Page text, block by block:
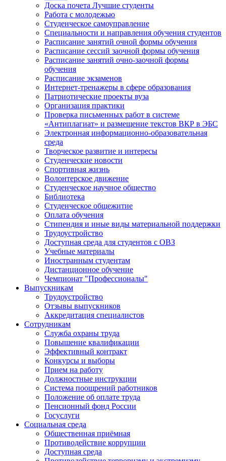
Доска почета Лучшие студенты
Работа с молодежью
Студенческое самоуправление
Специальности и направления обучения студентов
Расписание занятий очной формы обучения
Расписание сессий заочной формы обучения
Расписание занятий очно-заочной формы
обучения
Расписание экзаменов
Интернет-тренажеры в сфере образования
Патриотические проекты вуза
Организация практики
Проверка письменных работ в системе
«Антиплагиат» и размещение текстов ВКР в ЭБС
Электронная информационно-образовательная
среда
Творческое развитие и интересы
Студенческие новости
Спортивная жизнь
Волонтерское движение
Студенческое научное общество
Библиотека
Студенческое общежитие
Оплата обучения
Стипендия и иные виды материальной поддержки
Трудоустройство
Доступная среда для студентов с ОВЗ
Учебные материалы
Иностранным студентам
Дистанционное обучение
Чемпионат "Профессионалы"
Выпускникам
Трудоустройство
Отзывы выпускников
Аккредитация специалистов
Сотрудникам
Служба охраны труда
Повышение квалификации
Эффективный контракт
Конкурсы и выборы
Прием на работу
Должностные инструкции
Система поощрений работников
Положение об оплате труда
Пенсионный фонд России
Госуслуги
Социальная среда
Общественная приёмная
Противодействие коррупции
Доступная среда